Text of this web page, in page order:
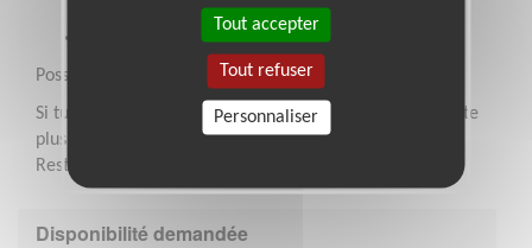
communication
Tu es sérieux.se, rigoureux.se et organisé.e
Posséder le CACES 1 - 3 - 5 serait un plus.
Si tu te retrouves dans ces caractéristiques, alors n’hésite
plus et rejoins nous pour devenir bénévole au sein des
Restos du Cœur !
Disponibilité demandée
Tout accepter
Tout refuser
Personnaliser